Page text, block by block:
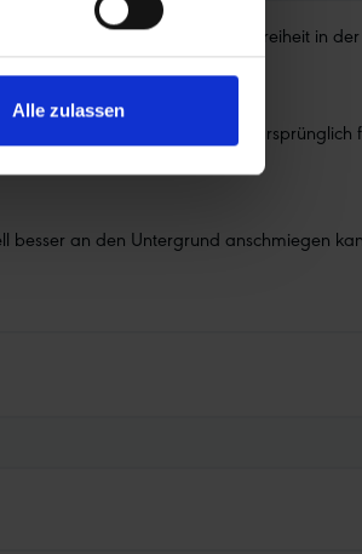
Alle zulassen
Rollwiderstand und absoluter Freiheit in der
radial genau die richtige Wahl. Ursprünglich
mehr Sicherheit.
besser an den Untergrund anschmiegen